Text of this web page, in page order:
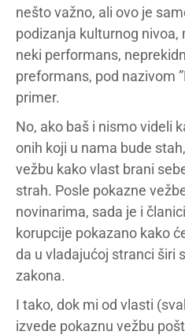
nešto važno, ali ovo je
podizanja kulturnog nivoa,
neki performans,
preformans, pod nazivom
primer.
No, ako baš i nismo videli
onih koji u nama bude
vežbu kako vlast brani
strah. Posle pokazne
novinarima, sada je i
korupcije pokazano kako
da u vladajućoj stranci širi
zakona.
I tako, dok mi od vlasti
izvede pokaznu vežbu